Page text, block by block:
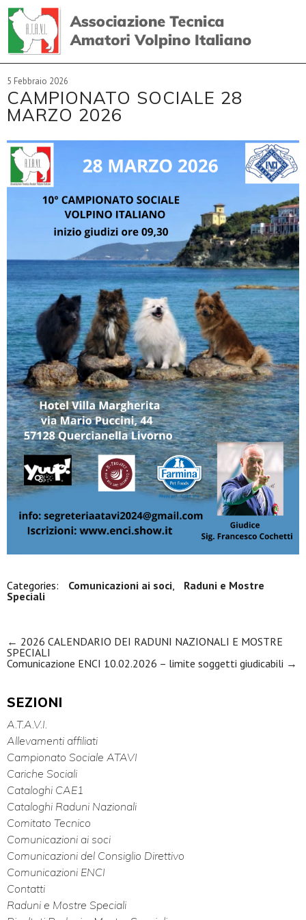
5 Febbraio 2026
CAMPIONATO SOCIALE 28
MARZO 2026
Categories: Comunicazioni ai soci,
Raduni e Mostre
Speciali
← 2026 CALENDARIO DEI RADUNI NAZIONALI E MOSTRE
SPECIALI
Comunicazione ENCI 10.02.2026 – limite soggetti giudicabili →
SEZIONI
A.T.A.V.I.
Allevamenti affiliati
Campionato Sociale ATAVI
Cariche Sociali
Cataloghi CAE1
Cataloghi Raduni Nazionali
Comitato Tecnico
Comunicazioni ai soci
Comunicazioni del Consiglio Direttivo
Comunicazioni ENCI
Contatti
Raduni e Mostre Speciali